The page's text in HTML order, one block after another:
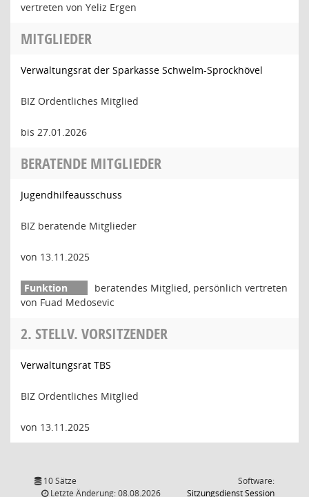
vertreten von Yeliz Ergen
MITGLIEDER
Verwaltungsrat der Sparkasse Schwelm-Sprockhövel
BIZ Ordentliches Mitglied
bis 27.01.2026
BERATENDE MITGLIEDER
Jugendhilfeausschuss
BIZ beratende Mitglieder
von 13.11.2025
beratendes Mitglied, persönlich vertreten
von Fuad Medosevic
2. STELLV. VORSITZENDER
Verwaltungsrat TBS
BIZ Ordentliches Mitglied
von 13.11.2025
10 Sätze
Letzte Änderung: 08.08.2026
Software:
SitzungsdienstSession(Wird in